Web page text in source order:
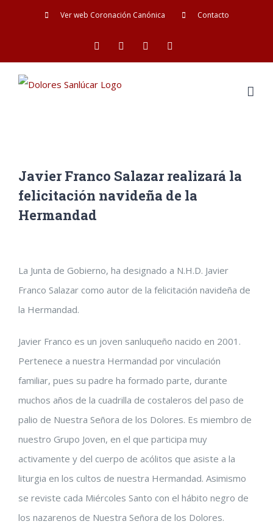
Ver web Coronación Canónica Contacto
FacebookTwitter YouTube
Javier Franco Salazar realizará la
felicitación navideña de la
Hermandad
imagen
más
grande
La Junta de Gobierno, ha designado a N.H.D. Javier
Franco Salazar como autor de la felicitación navideña de
la Hermandad.
Javier Franco es un joven sanluqueño nacido en 2001.
Pertenece a nuestra Hermandad por vinculación
familiar, pues su padre ha formado parte, durante
muchos años de la cuadrilla de costaleros del paso de
palio de Nuestra Señora de los Dolores. Es miembro de
nuestro Grupo Joven, en el que participa muy
activamente y del cuerpo de acólitos que asiste a la
liturgia en los cultos de nuestra Hermandad. Asimismo
se reviste cada Miércoles Santo con el hábito negro de
los nazarenos de Nuestra Señora de los Dolores.